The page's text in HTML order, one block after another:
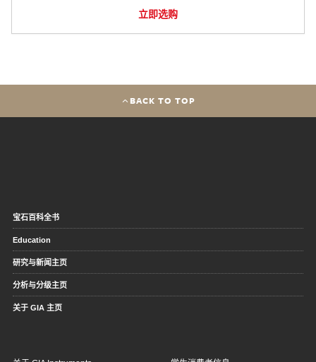
立即选购
BACK TO TOP
宝石百科全书
Education
研究与新闻主页
分析与分级主页
关于 GIA 主页